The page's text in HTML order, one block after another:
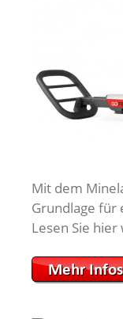
Mit dem
Grundlage für
Lesen Sie